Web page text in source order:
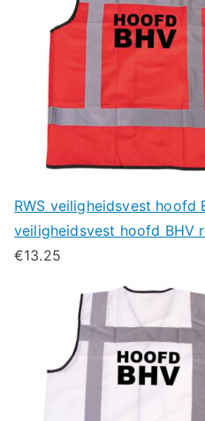
RWS veiligheidsvest hoofd
veiligheidsvest hoofd BHV
€13.25